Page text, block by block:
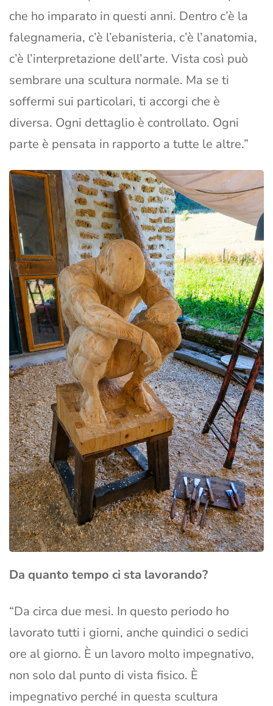
che ho imparato in questi anni. Dentro c’è la
falegnameria, c’è l’ebanisteria, c’è l’anatomia,
c’è l’interpretazione dell’arte. Vista così può
sembrare una scultura normale. Ma se ti
soffermi sui particolari, ti accorgi che è
diversa. Ogni dettaglio è controllato. Ogni
parte è pensata in rapporto a tutte le altre.”
Da quanto tempo ci sta lavorando?
“Da circa due mesi. In questo periodo ho
lavorato tutti i giorni, anche quindici o sedici
ore al giorno. È un lavoro molto impegnativo,
non solo dal punto di vista fisico. È
impegnativo perché in questa scultura